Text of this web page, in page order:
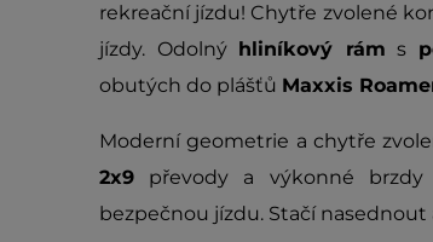
rekreační jízdu! Chytře zvolené
jízdy. Odolný hliníkový rám s
obutých do plášťů Maxxis
Moderní geometrie a chytře
2x9 převody a výkonné brzdy
bezpečnou jízdu. Stačí